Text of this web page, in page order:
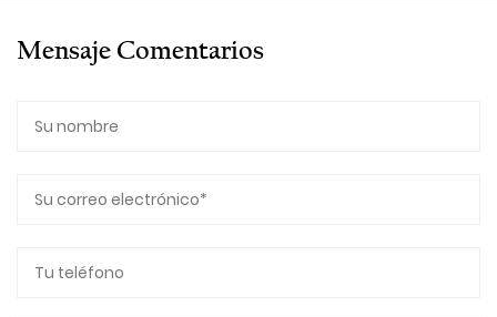
Mensaje Comentarios